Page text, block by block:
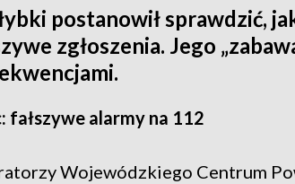
postanowił sprawdzić,
zgłoszenia. Jego
fałszywe alarmy na 112
Wojewódzkiego Centrum